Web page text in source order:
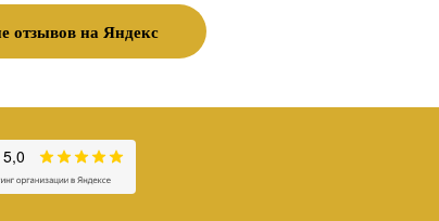
отзывов на Яндекс